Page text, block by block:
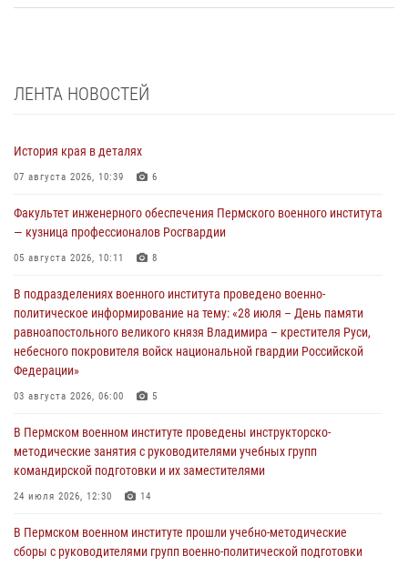
ЛЕНТА НОВОСТЕЙ
История края в деталях
07 августа 2026, 10:39 6
Факультет инженерного обеспечения Пермского военного института
— кузница профессионалов Росгвардии
05 августа 2026, 10:11 8
В подразделениях военного института проведено военно-
политическое информирование на тему: «28 июля – День памяти
равноапостольного великого князя Владимира – крестителя Руси,
небесного покровителя войск национальной гвардии Российской
Федерации»
03 августа 2026, 06:00 5
В Пермском военном институте проведены инструкторско-
методические занятия с руководителями учебных групп
командирской подготовки и их заместителями
24 июля 2026, 12:30 14
В Пермском военном институте прошли учебно-методические
сборы с руководителями групп военно-политической подготовки